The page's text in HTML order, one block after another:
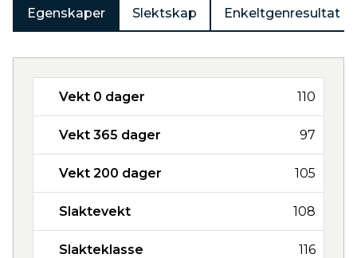
Egenskaper Slektskap Enkeltgenresultat
Vekt 0 dager 110
Vekt 365 dager 97
Vekt 200 dager 105
Slaktevekt 108
Slakteklasse 116